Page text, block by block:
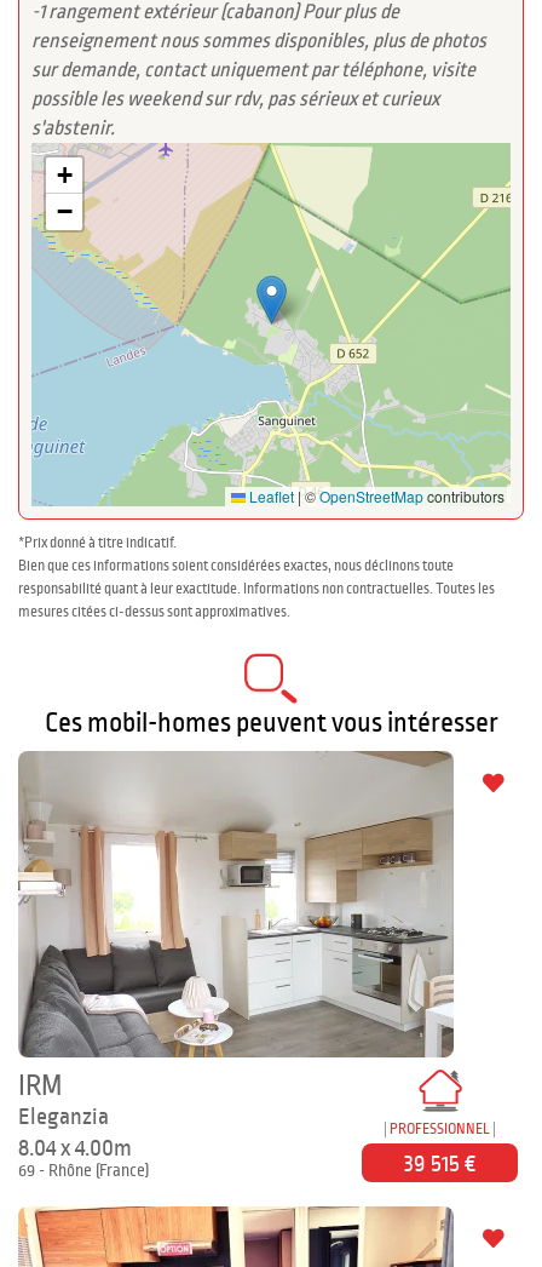
-1 rangement extérieur (cabanon) Pour plus de
renseignement nous sommes disponibles, plus de photos
sur demande, contact uniquement par téléphone, visite
possible les weekend sur rdv, pas sérieux et curieux
s'abstenir.
+
−
Leaflet |©OpenStreetMapcontributors
*Prix donné à titre indicatif.
Bien que ces informations soient considérées exactes, nous déclinons toute
responsabilité quant à leur exactitude. Informations non contractuelles. Toutes les
mesures citées ci-dessus sont approximatives.
Ces mobil-homes peuvent vous intéresser
IRM
Eleganzia
8.04 x 4.00m
69 - Rhône (France)
PROFESSIONNEL
39 515 €